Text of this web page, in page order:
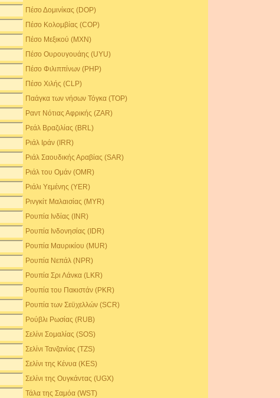
Πέσο Δομινίκας (DOP)
Πέσο Κολομβίας (COP)
Πέσο Μεξικού (MXN)
Πέσο Ουρουγουάης (UYU)
Πέσο Φιλιππίνων (PHP)
Πέσο Χιλής (CLP)
Παάγκα των νήσων Τόγκα (TOP)
Ραντ Νότιας Αφρικής (ZAR)
Ρεάλ Βραζιλίας (BRL)
Ριάλ Ιράν (IRR)
Ριάλ Σαουδικής Αραβίας (SAR)
Ριάλ του Ομάν (OMR)
Ριάλι Υεμένης (YER)
Ρινγκίτ Μαλαισίας (MYR)
Ρουπία Ινδίας (INR)
Ρουπία Ινδονησίας (IDR)
Ρουπία Μαυρικίου (MUR)
Ρουπία Νεπάλ (NPR)
Ρουπία Σρι Λάνκα (LKR)
Ρουπία του Πακιστάν (PKR)
Ρουπία των Σεϋχελλών (SCR)
Ρούβλι Ρωσίας (RUB)
Σελίνι Σομαλίας (SOS)
Σελίνι Τανζανίας (TZS)
Σελίνι της Κένυα (KES)
Σελίνι της Ουγκάντας (UGX)
Τάλα της Σαμόα (WST)